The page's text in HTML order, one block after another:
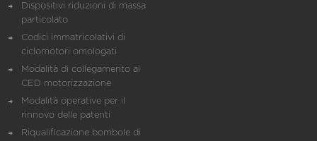
Dispositivi riduzioni di massa
particolato
Codici immatricolativi di
ciclomotori omologati
Modalità di collegamento al
CED motorizzazione
Modalità operative per il
rinnovo delle patenti
Riqualificazione bombole di